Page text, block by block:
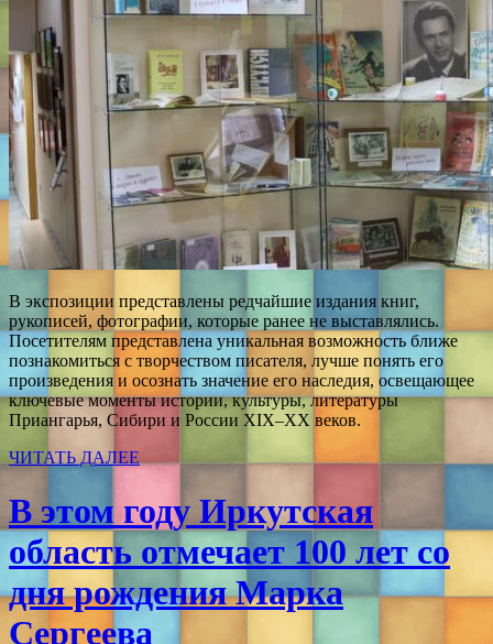
В экспозиции представлены редчайшие издания книг,
рукописей, фотографии, которые ранее не выставлялись.
Посетителям представлена уникальная возможность ближе
познакомиться с творчеством писателя, лучше понять его
произведения и осознать значение его наследия, освещающее
ключевые моменты истории, культуры, литературы
Приангарья, Сибири и России XIX–XX веков.
ЧИТАТЬ ДАЛЕЕ
В этом году Иркутская
область отмечает 100 лет со
дня рождения Марка
Сергеева